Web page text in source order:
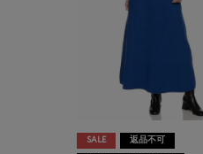
SALE 返品不可